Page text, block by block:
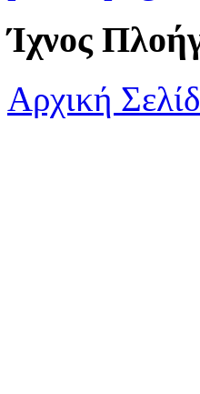
Ίχνος
Αρχική